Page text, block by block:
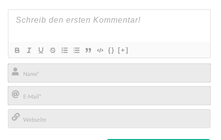
{} [+]
Name*
E-
Mail*